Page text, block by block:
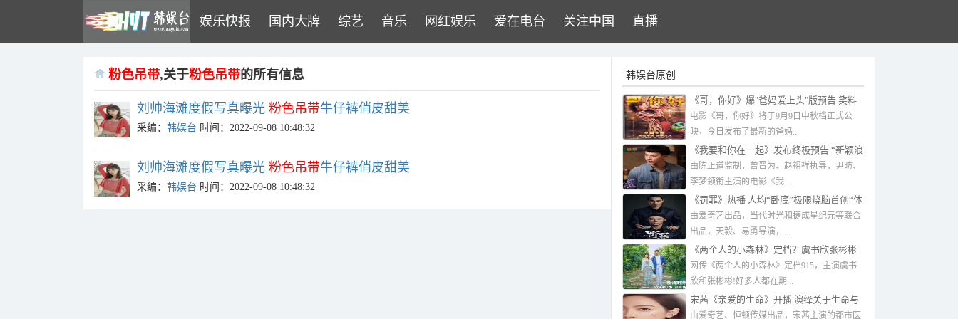
娱乐快报 国内大牌 综艺 音乐 网红娱乐 爱在电台 关注中国 直播
粉色吊带,关于粉色吊带的所有信息
刘帅海滩度假写真曝光 粉色吊带牛仔裤俏皮甜美
采编： 韩娱台 时间：2022-09-08 10:48:32
刘帅海滩度假写真曝光 粉色吊带牛仔裤俏皮甜美
采编： 韩娱台 时间：2022-09-08 10:48:32
韩娱台原创
《哥，你好》爆"爸妈爱上头"版预告 笑料
不断中秋必备快乐加倍
电影《哥，你好》将于9月9日中秋档正式公
映，今日发布了最新的爸妈...
《我要和你在一起》发布终极预告 “新颖浪
漫，爱有回音”引燃观众期待
由陈正道监制，曾晋为、赵祖祥执导，尹昉、
李梦领衔主演的电影《我...
《罚罪》热播 人均“卧底”极限烧脑首创“体
验式查案”
由爱奇艺出品，当代时光和捷成星纪元等联合
出品，天毅、易勇导演，...
《两个人的小森林》定档？虞书欣张彬彬
CP感如何？
网传《两个人的小森林》定档915，主演虞书
欣和张彬彬!好多人都在期...
宋茜《亲爱的生命》开播 演绎关于生命与
责任的“新生”故事
由爱奇艺、恒顿传媒出品，宋茜主演的都市医